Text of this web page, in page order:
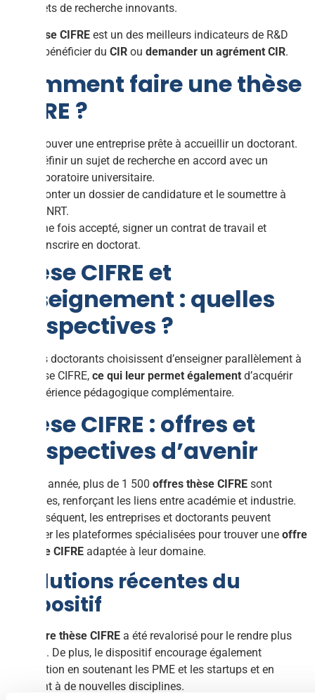
des sujets de recherche innovants.
thèse CIFRE est un des meilleurs indicateurs de R&D
afin de bénéficier du CIR ou demander un agrément CIR.
Comment faire une thèse
CIFRE ?
Trouver une entreprise prête à accueillir un doctorant.
Définir un sujet de recherche en accord avec un
laboratoire universitaire.
Monter un dossier de candidature et le soumettre à
l’ANRT.
Une fois accepté, signer un contrat de travail et
s’inscrire en doctorat.
Thèse CIFRE et
enseignement : quelles
perspectives ?
Certains doctorants choisissent d’enseigner parallèlement à
leur thèse CIFRE, ce qui leur permet également d’acquérir
une expérience pédagogique complémentaire.
Thèse CIFRE : offres et
perspectives d’avenir
Chaque année, plus de 1 500 offres thèse CIFRE sont
accordées, renforçant les liens entre académie et industrie.
Par conséquent, les entreprises et doctorants peuvent
consulter les plateformes spécialisées pour trouver une offre
de thèse CIFRE adaptée à leur domaine.
Évolutions récentes du
dispositif
salaire thèse CIFRE a été revalorisé pour le rendre plus
attractif. De plus, le dispositif encourage également
l’innovation en soutenant les PME et les startups et en
s’ouvrant à de nouvelles disciplines.